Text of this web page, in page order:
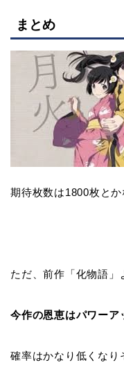
まとめ
期待枚数は1800枚と
ただ、前作「化物語」
今作の恩恵はパワーア
確率はかなり低くなり